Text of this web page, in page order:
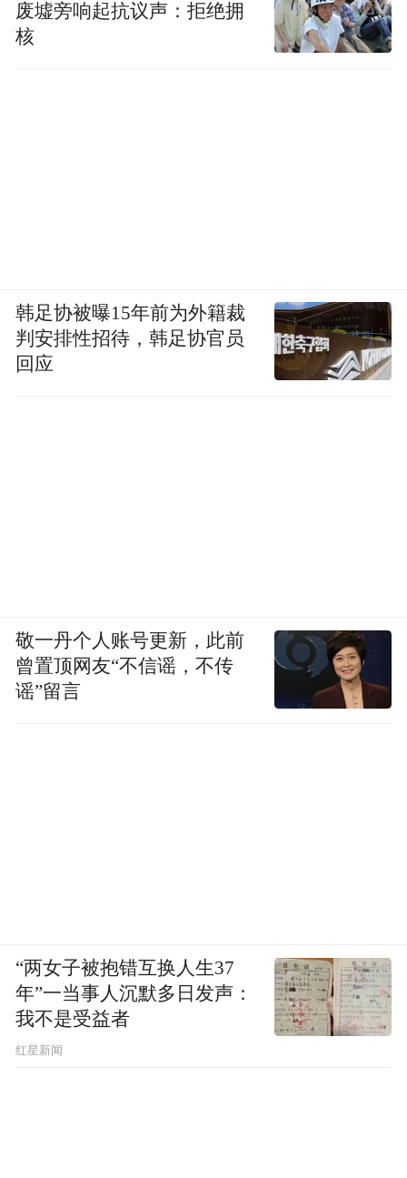
废墟旁响起抗议声：拒绝拥
核
韩足协被曝15年前为外籍裁
判安排性招待，韩足协官员
回应
敬一丹个人账号更新，此前
曾置顶网友“不信谣，不传
谣”留言
“两女子被抱错互换人生37
年”一当事人沉默多日发声：
我不是受益者
红星新闻